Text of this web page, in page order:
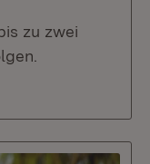
zu zwei